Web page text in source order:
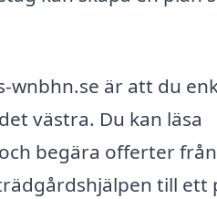
wnbhn.se är att du
västra. Du kan läsa
begära offerter
till ett